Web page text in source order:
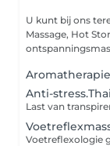
U kunt bij ons
Massage, Hot
Anti-